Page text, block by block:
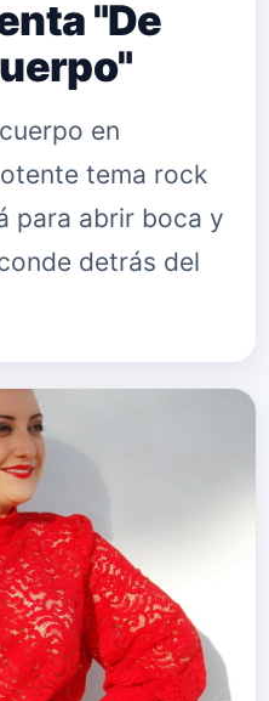
"De
en
tema rock
para abrir boca y
detrás del
de la mano de El